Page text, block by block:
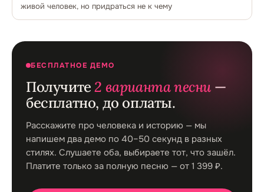
живой человек, но придраться не к чему
БЕСПЛАТНОЕ ДЕМО
Получите2 варианта песни —
бесплатно, до оплаты.
Расскажите про человека и историю — мы
напишем два демо по 40–50 секунд в разных
стилях. Слушаете оба, выбираете тот, что зашёл.
Платите только за полную песню — от 1 399 ₽.